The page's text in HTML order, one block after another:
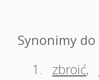
Synonimy do
1.
zbroić,